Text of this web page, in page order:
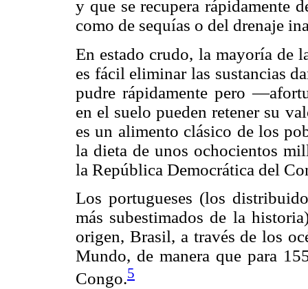
y que se recupera rápidamente
como de sequías o del drenaje
En estado crudo, la mayoría de
es fácil eliminar las sustancias
pudre rápidamente pero
en el suelo pueden retener su
es un alimento clásico de los
la dieta de unos ochocientos
la República Democrática del
Los portugueses (los
más subestimados de la
origen, Brasil, a través de los
Mundo, de manera que para
Congo.5